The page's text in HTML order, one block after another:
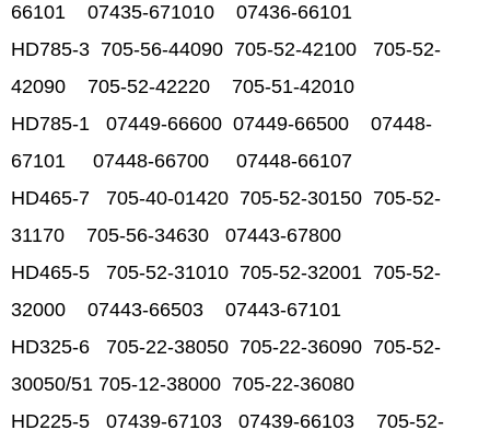
66101 07435-671010 07436-66101
HD785-3 705-56-44090 705-52-42100 705-52-
42090 705-52-42220 705-51-42010
HD785-1 07449-66600 07449-66500 07448-
67101 07448-66700 07448-66107
HD465-7 705-40-01420 705-52-30150 705-52-
31170 705-56-34630 07443-67800
HD465-5 705-52-31010 705-52-32001 705-52-
32000 07443-66503 07443-67101
HD325-6 705-22-38050 705-22-36090 705-52-
30050/51 705-12-38000 705-22-36080
HD225-5 07439-67103 07439-66103 705-52-